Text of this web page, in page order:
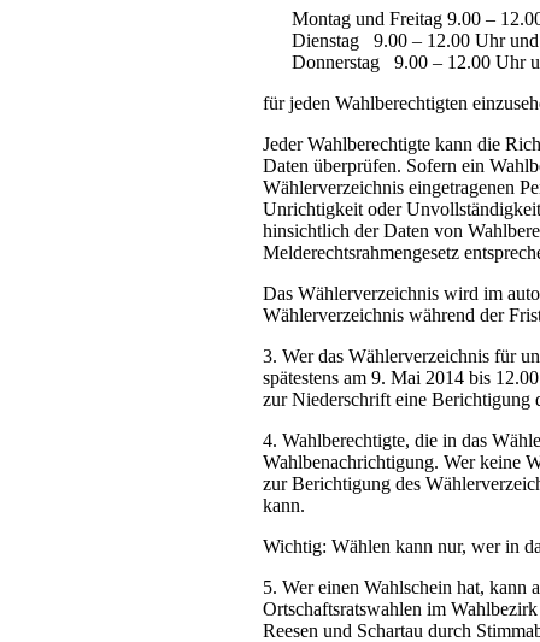
Montag und Freitag 9.00 –
Dienstag 9.00 – 12.00 Uhr und
Donnerstag 9.00 – 12.00 Uhr
für jeden Wahlberechtigten
Jeder Wahlberechtigte kann die
Daten überprüfen. Sofern ein
Wählerverzeichnis eingetragenen
Unrichtigkeit oder
hinsichtlich der Daten von
Melderechtsrahmengesetz
Das Wählerverzeichnis wird im
Wählerverzeichnis während der
3. Wer das Wählerverzeichnis für
spätestens am 9. Mai 2014 bis
zur Niederschrift eine Berichtigung
4. Wahlberechtigte, die in das
Wahlbenachrichtigung. Wer keine
zur Berichtigung des
kann.
Wichtig: Wählen kann nur, wer in
5. Wer einen Wahlschein hat, kann
Ortschaftsratswahlen im
Reesen und Schartau durch